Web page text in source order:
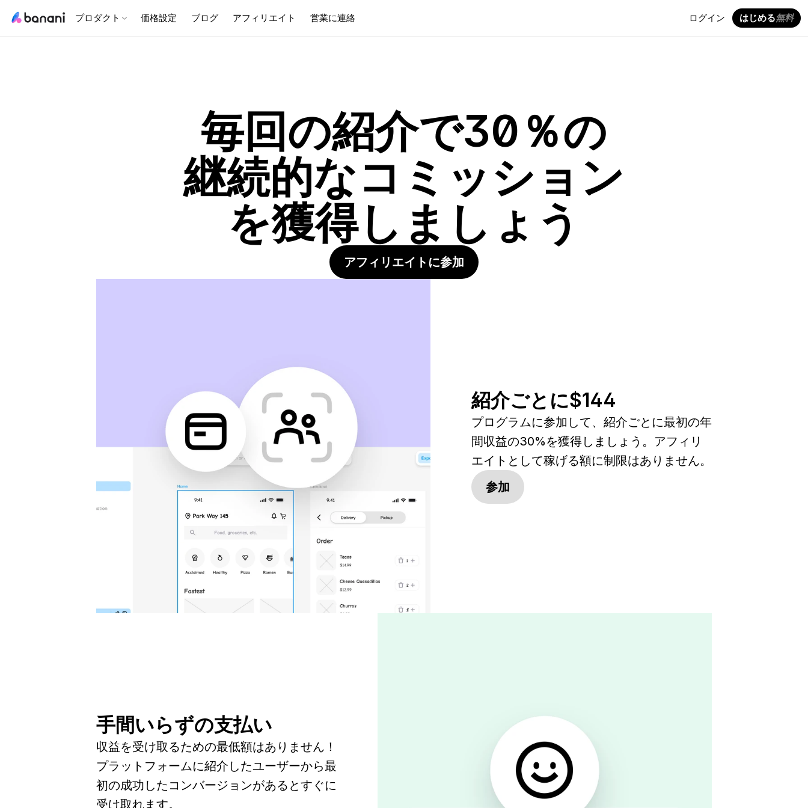
プロダクト 価格設定 ブログ アフィリエイト 営業に連絡 ログイン はじめる無料
毎回の紹介で30％の
継続的なコミッション
を獲得しましょう
アフィリエイトに参加
紹介ごとに$144
プログラムに参加して、紹介ごとに最初の年
間収益の30%を獲得しましょう。アフィリ
エイトとして稼げる額に制限はありません。
参加
手間いらずの支払い
収益を受け取るための最低額はありません！
プラットフォームに紹介したユーザーから最
初の成功したコンバージョンがあるとすぐに
受け取れます。